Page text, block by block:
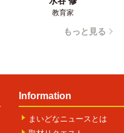
教育家
もっと見る
Information
まいどなニュースとは